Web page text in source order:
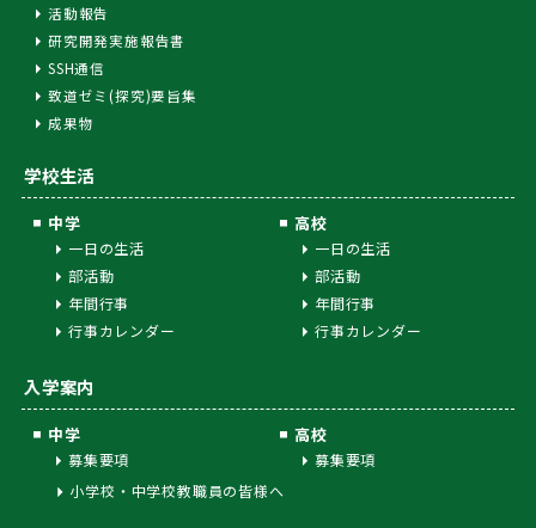
活動報告
研究開発実施報告書
SSH通信
致道ゼミ(探究)要旨集
成果物
学校生活
中学
一日の生活
部活動
年間行事
行事カレンダー
高校
一日の生活
部活動
年間行事
行事カレンダー
入学案内
中学
募集要項
高校
募集要項
小学校・中学校教職員の皆様へ